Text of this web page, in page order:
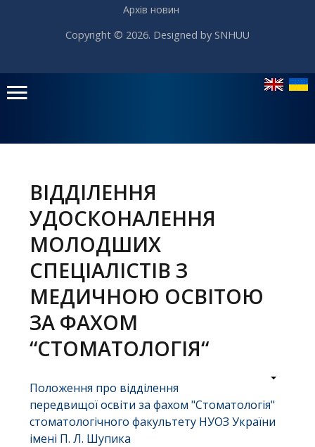
Архів новин
Copyright © 2026. Designed by SNHUU
Головне
Головна
Навчання
Структура
Діяльність
Новини
ВІДДІЛЕННЯ
УДОСКОНАЛЕННЯ
МОЛОДШИХ
СПЕЦІАЛІСТІВ З
МЕДИЧНОЮ ОСВІТОЮ
ЗА ФАХОМ
“СТОМАТОЛОГІЯ“
Положення про відділення
передвищої освіти за фахом "Стоматологія"
стоматологічного факультету НУОЗ України
імені П. Л. Шупика